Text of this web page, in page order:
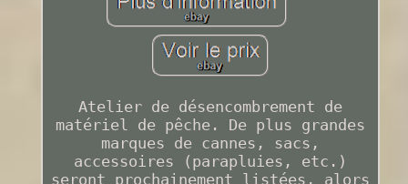
Atelier de désencombrement de
matériel de pêche. De plus grandes
marques de cannes, sacs,
accessoires (parapluies, etc.)
seront prochainement listées, alors